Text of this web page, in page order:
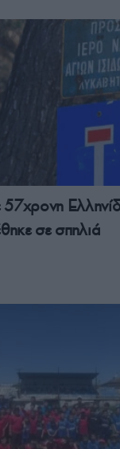
σε σπηλιά